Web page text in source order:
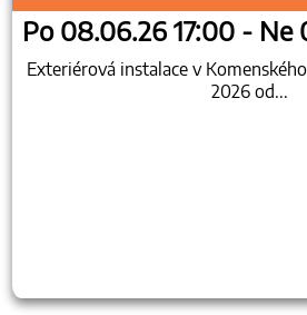
Po 08.06.26 17:00 - Ne
Exteriérová instalace v
2026 od...